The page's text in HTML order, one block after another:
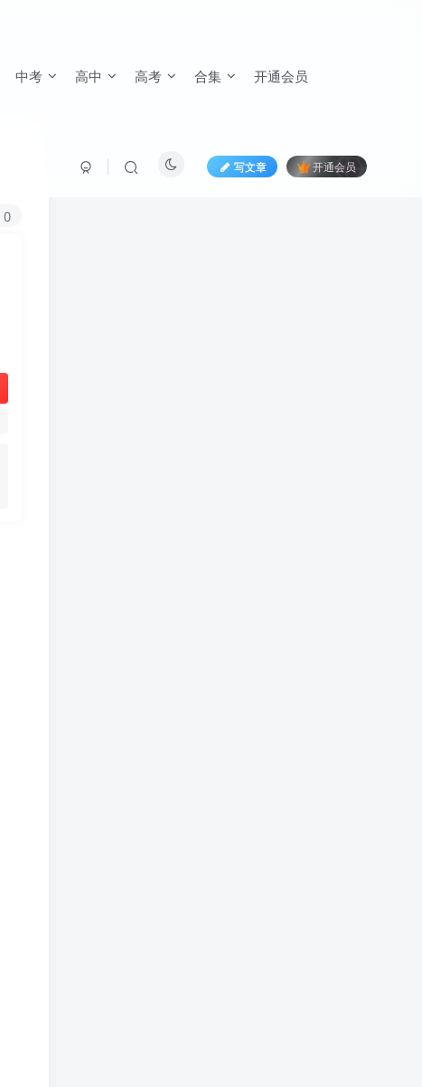
中考 高中 高考 合集 开通会员
写文章 开通会员
0